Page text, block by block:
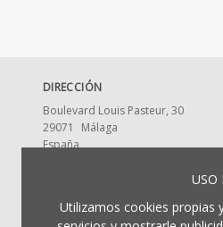
DIRECCIÓN
Boulevard Louis Pasteur, 30
29071
Málaga
España
CONTACTA CON NOSOTROS
952 13 2917
USO
Utilizamos cookies propias